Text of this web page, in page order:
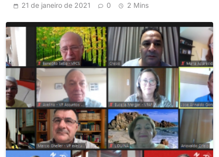
21 de janeiro de 2021 0 2 Mins